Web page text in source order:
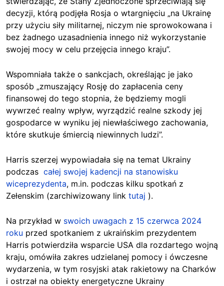
decyzji, którą podjęła Rosja o wtargnięciu „na Ukrainę
przy użyciu siły militarnej, niczym nie sprowokowana i
bez żadnego uzasadnienia innego niż wykorzystanie
swojej mocy w celu przejęcia innego kraju”.
Wspomniała także o sankcjach, określając je jako
sposób „zmuszający Rosję do zapłacenia ceny
finansowej do tego stopnia, że będziemy mogli
wywrzeć realny wpływ, wyrządzić realne szkody jej
gospodarce w wyniku jej niewłaściwego zachowania,
które skutkuje śmiercią niewinnych ludzi”.
Harris szerzej wypowiadała się na temat Ukrainy
podczas całej swojej kadencji na stanowisku
wiceprezydenta, m.in. podczas kilku spotkań z
Zełenskim (zarchiwizowany link tutaj ).
Na przykład w swoich uwagach z 15 czerwca 2024
roku przed spotkaniem z ukraińskim prezydentem
Harris potwierdziła wsparcie USA dla rozdartego wojną
kraju, omówiła zakres udzielanej pomocy i ówczesne
wydarzenia, w tym rosyjski atak rakietowy na Charków
i ostrzał na obiekty energetyczne Ukrainy